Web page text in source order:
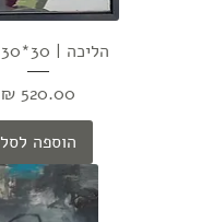
הליכה | 30*30 ס"מ
מחיר
הוספה לסל